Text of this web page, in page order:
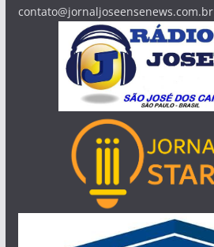
contato@jornaljoseensenews.com.br